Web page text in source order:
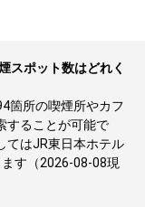
スポット数はどれく
箇所の喫煙所やカフ
することが可能で
てはJR東日本ホテル
す（2026-08-08現